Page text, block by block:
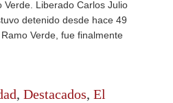
Liberado Carlos Julio
detenido desde hace 49
Verde, fue finalmente
, Destacados, El